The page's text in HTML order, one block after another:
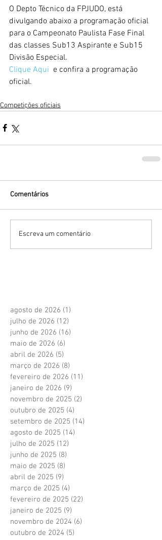
O Depto Técnico da FPJUDO, está
divulgando abaixo a programação oficial
para o Campeonato Paulista Fase Final
das classes Sub13 Aspirante e Sub15
Divisão Especial.
Clique Aqui e confira a programação
oficial.
Competições oficiais
Comentários
Escreva um comentário
agosto de 2026 (1)
julho de 2026 (12)
junho de 2026 (16)
maio de 2026 (6)
abril de 2026 (5)
março de 2026 (8)
fevereiro de 2026 (11)
janeiro de 2026 (9)
novembro de 2025 (2)
outubro de 2025 (4)
setembro de 2025 (14)
agosto de 2025 (14)
julho de 2025 (12)
junho de 2025 (8)
maio de 2025 (8)
abril de 2025 (9)
março de 2025 (4)
fevereiro de 2025 (22)
janeiro de 2025 (9)
novembro de 2024 (6)
outubro de 2024 (5)